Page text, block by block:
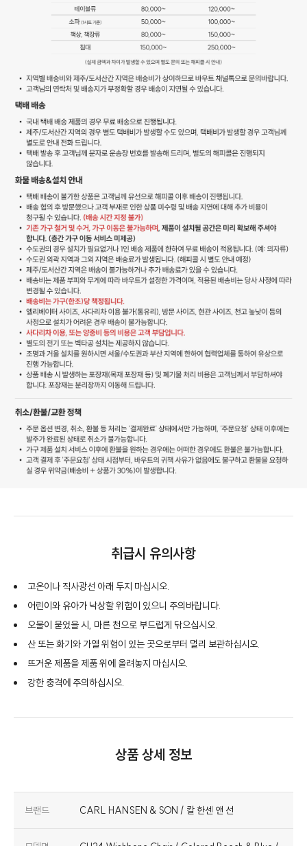
취급시 유의사항
고온이나 직사광선 아래 두지 마십시오.
어린이와 유아가 낙상할 위험이 있으니 주의바랍니다.
오물이 묻었을 시, 마른 천으로 부드럽게 닦으십시오.
산 또는 화기와 가열 위험이 있는 곳으로부터 멀리 보관하십시오.
뜨거운 제품을 제품 위에 올려놓지 마십시오.
강한 충격에 주의하십시오.
상품 상세 정보
브랜드 CARL HANSEN & SON / 칼 한센 앤 선